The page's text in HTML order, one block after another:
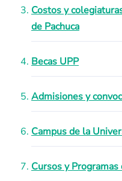
Costos y
de Pachuca
Becas UPP
Admisiones y
Campus de la
Cursos y Programas